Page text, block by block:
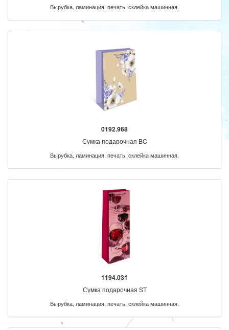
Вырубка, ламинация, печать, склейка машинная.
0192.968
Сумка подарочная BC
Вырубка, ламинация, печать, склейка машинная.
1194.031
Сумка подарочная ST
Вырубка, ламинация, печать, склейка машинная.